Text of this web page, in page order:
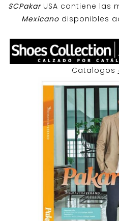
SCPakar USA contiene las
Mexicanodisponibles
Catalogos